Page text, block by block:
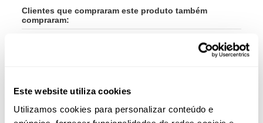
Este website utiliza cookies
Utilizamos cookies para personalizar conteúdo e
Clientes que compraram este produto também
compraram:
-